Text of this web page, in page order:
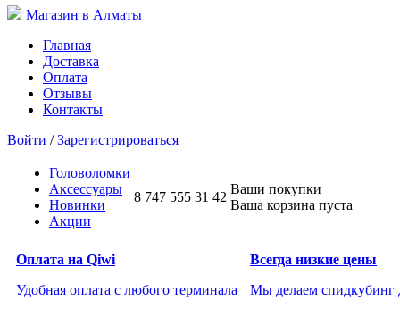
Магазин в Алматы
Главная
Доставка
Оплата
Отзывы
Контакты
Войти /Зарегистрироваться
Головоломки
Аксессуары
Новинки
Акции
8 747 555 31 42
Ваши покупки
Ваша корзина пуста
Оплата на Qiwi
Удобная оплата с любого терминала
Всегда низкие цены
Мы делаем спидкубинг